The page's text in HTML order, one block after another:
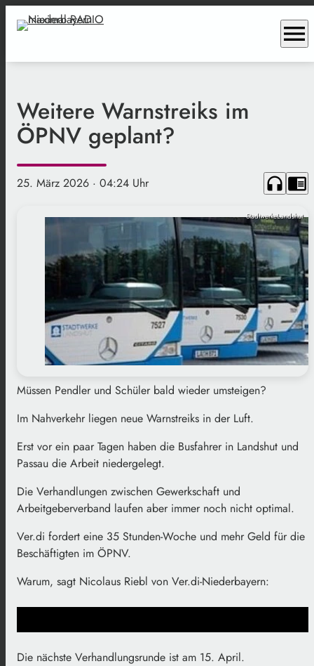
menu
Weitere Warnstreiks im
ÖPNV geplant?
25. März 2026 · 04:24 Uhr headphones chrome_reader_mode
StadtwerkeLandshut
Müssen Pendler und Schüler bald wieder umsteigen?
Im Nahverkehr liegen neue Warnstreiks in der Luft.
Erst vor ein paar Tagen haben die Busfahrer in Landshut und
Passau die Arbeit niedergelegt.
Die Verhandlungen zwischen Gewerkschaft und
Arbeitgeberverband laufen aber immer noch nicht optimal.
Ver.di fordert eine 35 Stunden-Woche und mehr Geld für die
Beschäftigten im ÖPNV.
Warum, sagt Nicolaus Riebl von Ver.di-Niederbayern:
Die nächste Verhandlungsrunde ist am 15. April.